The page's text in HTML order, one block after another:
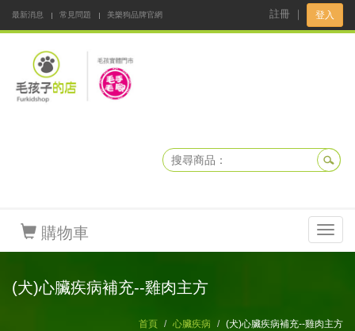
最新消息 常見問題
美樂狗品牌官網
註冊 登入
購物車
(犬)心臟疾病補充--雞肉主方
首頁 心臟疾病 (犬)心臟疾病補充--雞肉主方